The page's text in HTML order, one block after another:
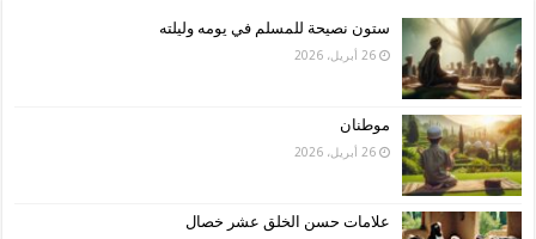
ستون نصيحة للمسلم في يومه وليلته
26 أبريل، 2026
موطنان
26 أبريل، 2026
علامات حسن الخلق عشر خصال